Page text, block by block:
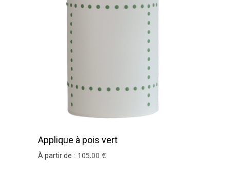
Applique à pois vert
À partir de : 105.00 €